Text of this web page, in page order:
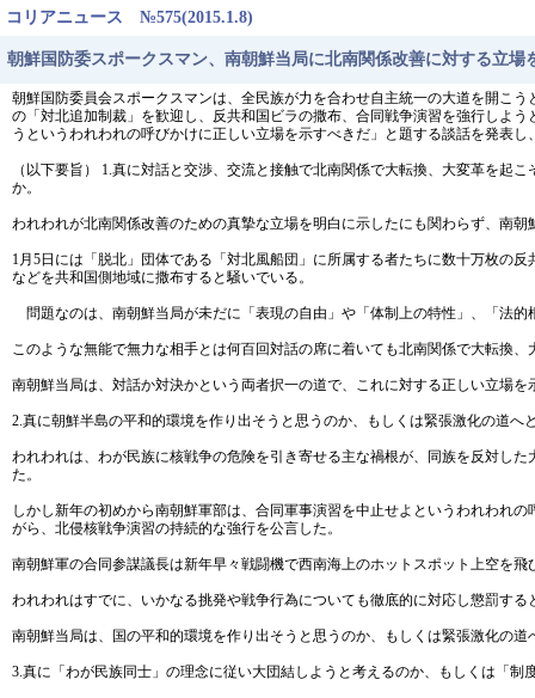
コリアニュース №575(2015.1.8)
朝鮮国防委スポークスマン、南朝鮮当局に北南関係改善に対する立場
朝鮮国防委員会スポークスマンは、全民族が力を合わせ自主統一の大道を開こ
の「対北追加制裁」を歓迎し、反共和国ビラの撒布、合同戦争演習を強行しよ
うというわれわれの呼びかけに正しい立場を示すべきだ」と題する談話を発表
（以下要旨） 1.真に対話と交渉、交流と接触で北南関係で大転換、大変革を起
か。
われわれが北南関係改善のための真摯な立場を明白に示したにも関わらず、南
1月5日には「脱北」団体である「対北風船団」に所属する者たちに数十万枚の
などを共和国側地域に撒布すると騒いでいる。
問題なのは、南朝鮮当局が未だに「表現の自由」や「体制上の特性」、「法
このような無能で無力な相手とは何百回対話の席に着いても北南関係で大転換
南朝鮮当局は、対話か対決かという両者択一の道で、これに対する正しい立場を
2.真に朝鮮半島の平和的環境を作り出そうと思うのか、もしくは緊張激化の道へ
われわれは、わが民族に核戦争の危険を引き寄せる主な禍根が、同族を反対し
た。
しかし新年の初めから南朝鮮軍部は、合同軍事演習を中止せよというわれわれ
がら、北侵核戦争演習の持続的な強行を公言した。
南朝鮮軍の合同参謀議長は新年早々戦闘機で西南海上のホットスポット上空を
われわれはすでに、いかなる挑発や戦争行為についても徹底的に対応し懲罰す
南朝鮮当局は、国の平和的環境を作り出そうと思うのか、もしくは緊張激化の
3.真に「わが民族同士」の理念に従い大団結しようと考えるのか、もしくは「